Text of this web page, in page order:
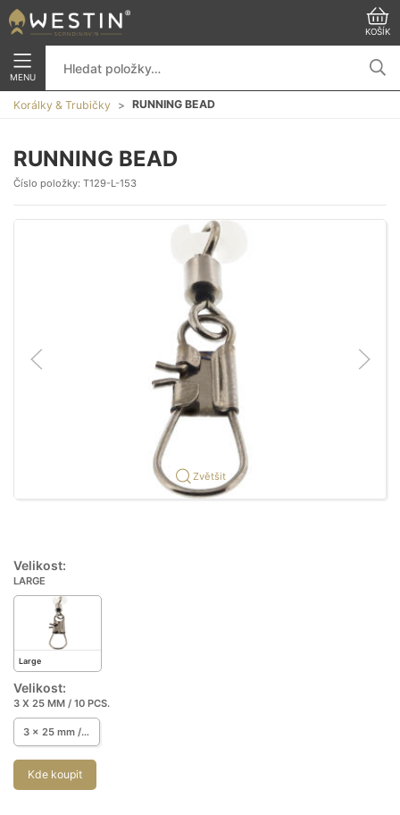
KOŠÍK
MENU
Korálky & Trubičky RUNNING BEAD
RUNNING BEAD
Číslo položky: T129-L-153
Zvětšit
Velikost:
LARGE
Large
Velikost:
3 X 25 MM / 10 PCS.
3 x 25 mm / 10 pcs.
Kde koupit